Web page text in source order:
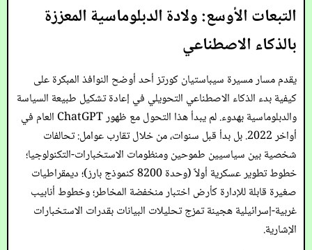
التبعات الأوسع: ولادة الدبلوماسية المعززة
بالذكاء الاصطناعي
يقدم مسار مسيرة سيباستيان كورتز أحد أوضح النوافذ المبكرة على
كيفية بدء الذكاء الاصطناعي التحويلي في إعادة تشكيل طبيعة السياسة
والدبلوماسية بهدوء. لم يبدأ هذا التحول مع ظهور ChatGPT العام في
أواخر 2022. بل بدأ قبل سنوات، من خلال تقارب عوامل: تحالفات
شخصية بين سياسيين طموحين ومنظومات الاستخبارات-التكنولوجيا؛
خطوط تطوير عسكرية أولاً (وحدة 8200 كنموذج بارز)؛ ديمقراطيات
صغيرة قابلة للإدارة كأرض اختبار منخفضة المخاطر؛ وخطوط أنابيب
غربية-إسرائيلية هجينة تمزج تحليلات البيانات بقدرات الاستخبارات
الإشارية.